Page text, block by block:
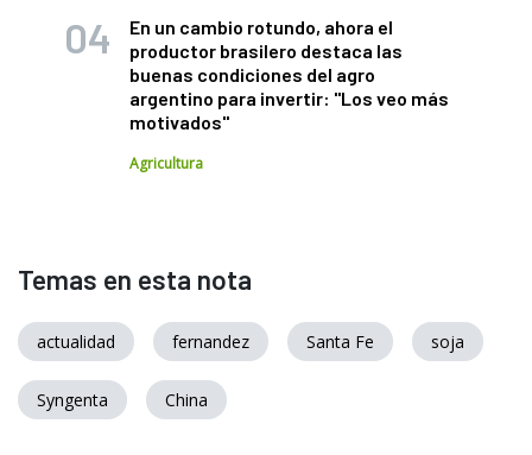
En un cambio rotundo, ahora el
productor brasilero destaca las
buenas condiciones del agro
argentino para invertir: "Los veo más
motivados"
Agricultura
Temas en esta nota
actualidad fernandez Santa Fe soja
Syngenta China